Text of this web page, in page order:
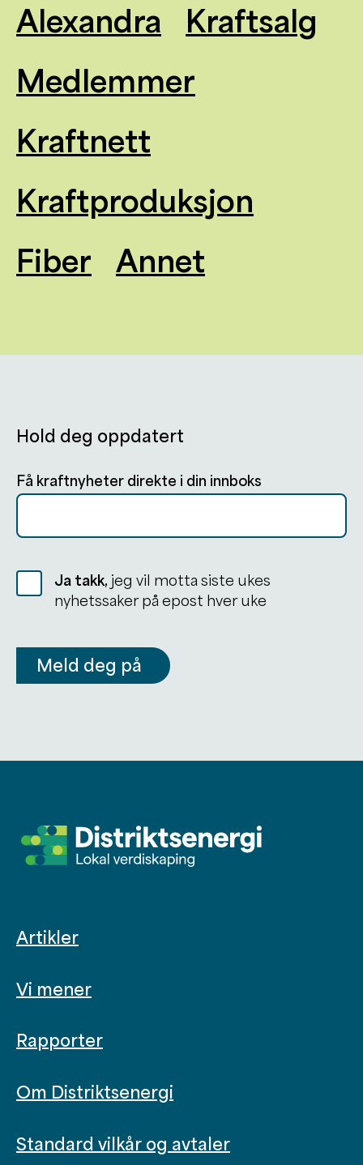
Alexandra
Kraftsalg
Medlemmer
Kraftnett
Kraftproduksjon
Fiber
Annet
Hold deg oppdatert
Få kraftnyheter direkte i din innboks
Ja takk, jeg vil motta siste ukes
nyhetssaker på epost hver uke
Meld deg på
Artikler
Vi mener
Rapporter
Om Distriktsenergi
Standard vilkår og avtaler